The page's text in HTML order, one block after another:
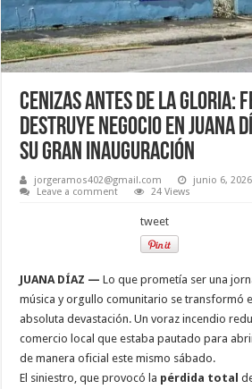
Cenizas antes de la gloria:
destruye negocio en Juana
su gran inauguración
jorgeramos402@gmail.com junio 6, 2026
Leave a comment
24 Views
tweet
JUANA DÍAZ — Lo que prometía ser una
música y orgullo comunitario se transformó
absoluta devastación. Un voraz incendio
comercio local que estaba pautado para
de manera oficial este mismo sábado.
El siniestro, que provocó la pérdida total